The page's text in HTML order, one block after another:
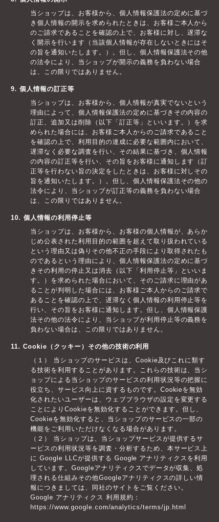
当ショップは、お客様から、個人情報保護法の定めに基づ
き個人情報の開示を求められたときは、お客様ご本人から
のご請求であることを確認の上で、お客様に対し、遅滞な
く開示を行います（当該個人情報が存在しないときにはそ
の旨を通知いたします。）。但し、個人情報保護法その他
の法令により、当ショップが開示の義務を負わない場合
は、この限りではありません。
9. 個人情報の訂正等
当ショップは、お客様から、個人情報が真実でないという
理由によって、個人情報保護法の定めに基づきその内容の
訂正、追加又は削除（以下「訂正等」といいます。）を求
められた場合には、お客様ご本人からのご請求であること
を確認の上で、利用目的の達成に必要な範囲内において、
遅滞なく必要な調査を行い、その結果に基づき、個人情報
の内容の訂正等を行い、その旨をお客様に通知します（訂
正等を行わない旨の決定をしたときは、お客様に対しその
旨を通知いたします。）。但し、個人情報保護法その他の
法令により、当ショップが訂正等の義務を負わない場合
は、この限りではありません。
10. 個人情報の利用停止等
当ショップは、お客様から、お客様の個人情報が、あらか
じめ公表された利用目的の範囲を超えて取り扱われている
という理由又は偽りその他不正の手段により取得されたも
のであるという理由により、個人情報保護法の定めに基づ
きその利用の停止又は消去（以下「利用停止等」といいま
す。）を求められた場合において、そのご請求に理由があ
ることが判明した場合には、お客様ご本人からのご請求で
あることを確認の上で、遅滞なく個人情報の利用停止等を
行い、その旨をお客様に通知します。但し、個人情報保護
法その他の法令により、当ショップが利用停止等の義務を
負わない場合は、この限りではありません。
11. Cookie（クッキー）その他の技術の利用
（１） 当ショップのサービスは、Cookie及びこれに類す
る技術を利用することがあります。これらの技術は、当シ
ョップによる当ショップのサービスの利用状況等の把握に
役立ち、サービス向上に資するものです。Cookieを無効
化されたいユーザーは、ウェブブラウザの設定を変更する
ことによりCookieを無効化することができます。但し、
Cookieを無効化すると、当ショップのサービスの一部の
機能をご利用いただけなくなる場合があります。
（２） 当ショップは、当ショップサービスが提供するサ
ービスの利用状況等を調査・分析するため、本サービス上
に Google LLCが提供する Google アナリティクスを利用
しています。Googleアナリティクスでデータが収集、処
理される仕組みその他Googleアナリティクスの詳しい情
報につきましては、同社のサイトをご覧ください。
Google アナリティクス 利用規約：
https://www.google.com/analytics/terms/jp.html